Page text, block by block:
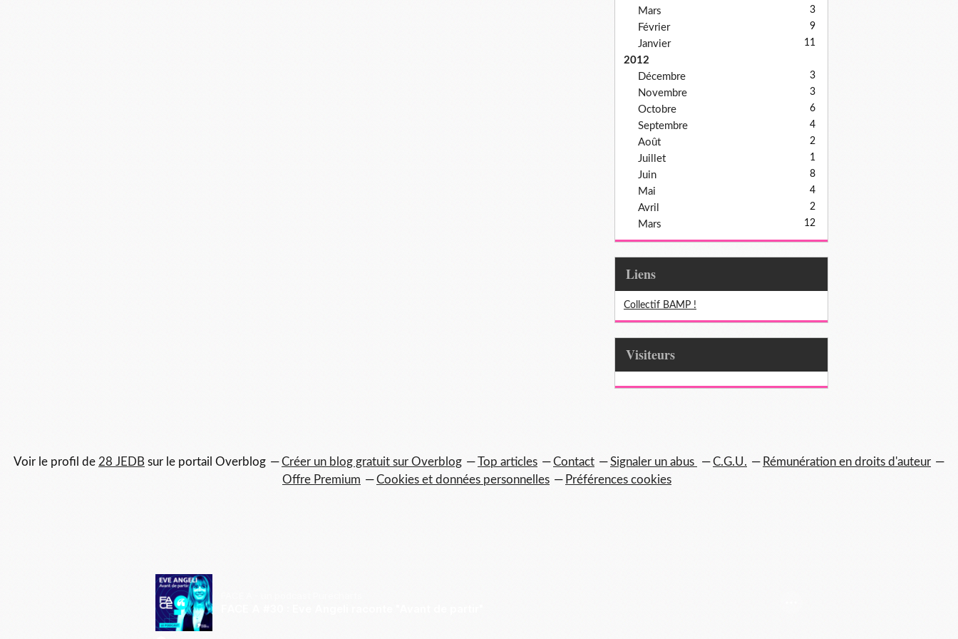
Mars 3
Février 9
Janvier 11
2012
Décembre
3
Novembre 3
Octobre 6
Septembre 4
Août 2
Juillet 1
Juin 8
Mai 4
Avril 2
Mars 12
Liens
Collectif BAMP !
Visiteurs
Voir le profil de 28 JEDB sur le portail Overblog Créer un blog gratuit sur Overblog Top articles Contact Signaler un abus C.G.U.
Rémunération en droits d'auteur
Offre Premium
Cookies et données personnelles Préférences cookies